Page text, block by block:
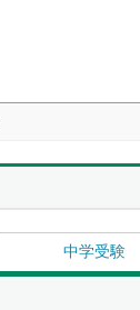
中学受験